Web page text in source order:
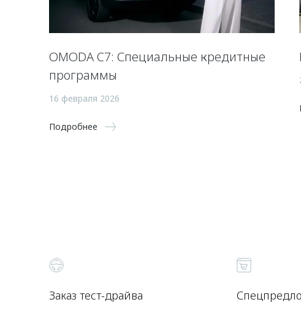
OMODA C7: Специальные кредитные
программы
16 февраля 2026
Подробнее
Заказ тест-драйва